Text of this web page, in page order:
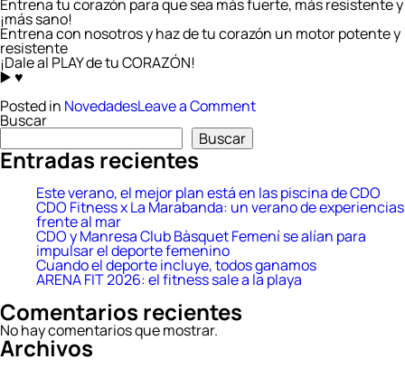
Entrena tu corazón para que sea más fuerte, más resistente y
¡más sano!
Entrena con nosotros y haz de tu corazón un motor potente y
resistente
¡Dale al PLAY de tu CORAZÓN!
▶️ ♥️
Posted in NovedadesLeave a Commenton
Buscar
Buscar
Entradas recientes
Este verano, el mejor plan está en las piscina de CDO
CDO Fitness x La Marabanda: un verano de experiencias
frente al mar
CDO y Manresa Club Bàsquet Femení se alían para
impulsar el deporte femenino
Cuando el deporte incluye, todos ganamos
ARENA FIT 2026: el fitness sale a la playa
Comentarios recientes
No hay comentarios que mostrar.
Archivos